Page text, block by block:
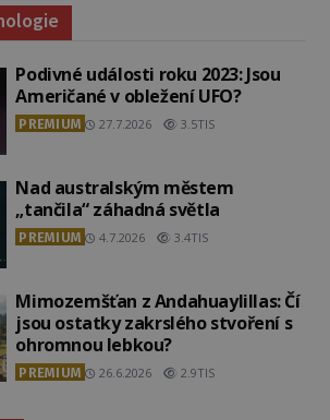
Podivné události roku 2023: Jsou
Američané v obležení UFO?
PREMIUM 27.7.2026 3.5TIS
Nad australským městem
„tančila“ záhadná světla
PREMIUM 4.7.2026 3.4TIS
Mimozemšťan z Andahuaylillas: Čí
jsou ostatky zakrslého stvoření s
ohromnou lebkou?
PREMIUM 26.6.2026 2.9TIS